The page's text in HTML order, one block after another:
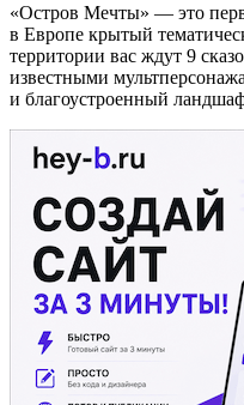
«Остров Мечты» — это
в Европе крытый
территории вас ждут 9
известными
и благоустроенный